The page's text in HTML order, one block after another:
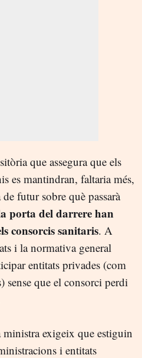
que assegura que els
es mantindran, faltaria més,
futur sobre què passarà
porta del darrere han
consorcis sanitaris. A
i la normativa general
entitats privades (com
que el consorci perdi
exigeix que estiguin
i entitats